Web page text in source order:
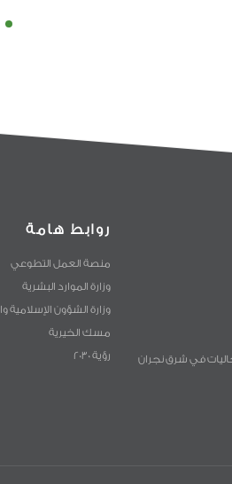
في شرق نجران
روابط هامة
منصة العمل التطوعي
وزارة الموارد البشرية
وزارة الشؤون الإسلامية
مسك الخيرية
رؤية 2030